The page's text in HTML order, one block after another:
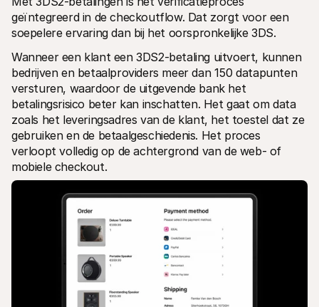
geïntegreerd in de checkoutflow. Dat zorgt voor een
soepelere ervaring dan bij het oorspronkelijke 3DS.
Wanneer een klant een 3DS2-betaling uitvoert, kunnen
bedrijven en betaalproviders meer dan 150 datapunten
versturen, waardoor de uitgevende bank het
betalingsrisico beter kan inschatten. Het gaat om data
zoals het leveringsadres van de klant, het toestel dat ze
gebruiken en de betaalgeschiedenis. Het proces
verloopt volledig op de achtergrond van de web- of
mobiele checkout.